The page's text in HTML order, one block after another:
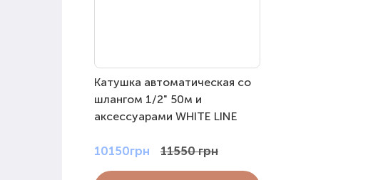
Катушка автоматическая со
шлангом 1/2" 50м и
аксессуарами WHITE LINE
10150грн 11550 грн